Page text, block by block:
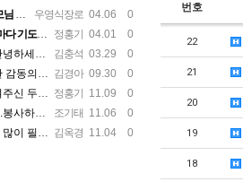
번호
22
21
20
19
18
우영식장로 04.06 0
시리라 믿…
정홍기 04.01 0
사랑이라 생각 됩니다. 주님…
김충석 03.29 0
에 근무하고 있구요. 지난번 …
김경아 09.30 0
본 받길 원합니다. 정말 예전…
정홍기 11.09 0
을 죄송하개 생각합니다.
조기태 11.06 0
려나.... 정말 스트레스 많…
김옥경 11.04 0
옆에서 얘기 듣고 있는거…